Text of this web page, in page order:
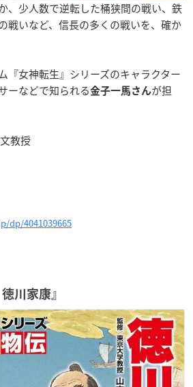
、少人数で逆転した桶狭間の戦い、鉄
戦いなど、信長の多くの戦いを、確か
『女神転生』シリーズのキャラクター
ーなどで知られる金子一馬さんが担
教授
dp/4041039665
川家康』